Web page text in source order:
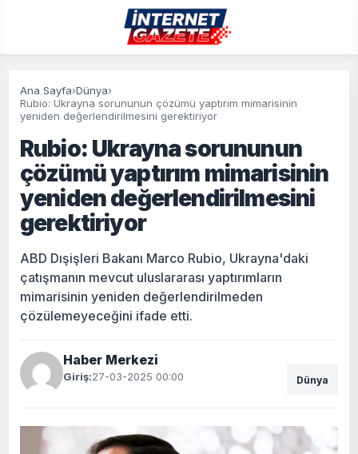
Ana Sayfa›Dünya›
Rubio: Ukrayna sorununun çözümü yaptırım mimarisinin
yeniden değerlendirilmesini gerektiriyor
Rubio: Ukrayna sorununun
çözümü yaptırım mimarisinin
yeniden değerlendirilmesini
gerektiriyor
ABD Dışişleri Bakanı Marco Rubio, Ukrayna'daki
çatışmanın mevcut uluslararası yaptırımların
mimarisinin yeniden değerlendirilmeden
çözülemeyeceğini ifade etti.
Haber Merkezi
Giriş:27-03-2025 00:00 Dünya